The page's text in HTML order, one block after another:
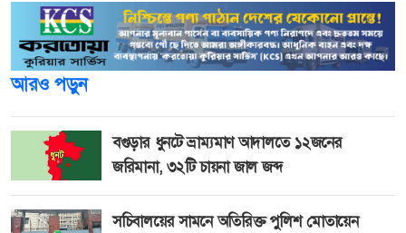
আরও পড়ুন
বগুড়ার ধুনটে ভ্রাম্যমাণ আদালতে ১২জনের
জরিমানা, ৩২টি চায়না জাল জব্দ
সচিবালয়ের সামনে অতিরিক্ত পুলিশ মোতায়েন